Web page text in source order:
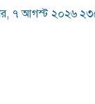
৭ আগস্ট ২০২৬